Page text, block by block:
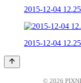
2015-12-04
2015-12-04
© 2026